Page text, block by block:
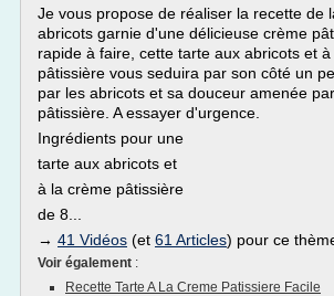
Je vous propose de réaliser la recette de
abricots garnie d'une délicieuse crème
rapide à faire, cette tarte aux abricots et
pâtissière vous seduira par son côté un
par les abricots et sa douceur amenée
pâtissière. A essayer d'urgence.
Ingrédients pour une
tarte aux abricots et
à la crème pâtissière
de 8...
→ 41 Vidéos (et 61 Articles) pour ce
Voir également :
Recette Tarte A La Creme Patissiere Facile